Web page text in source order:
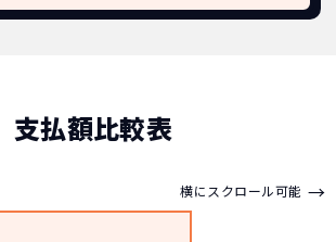
支払額比較表
横にスクロール可能 →